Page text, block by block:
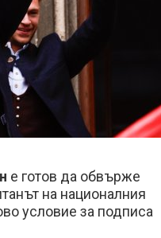
е готов да обвърже
на националния
условие за подписа